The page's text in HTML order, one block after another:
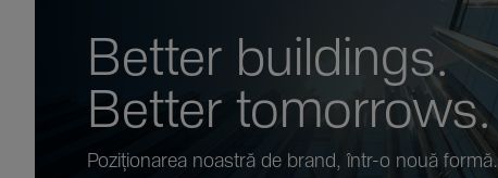
Better buil­dings.
Better tomor­rows.
Pozi­țio­narea noastră de brand, într-o nouă formă.